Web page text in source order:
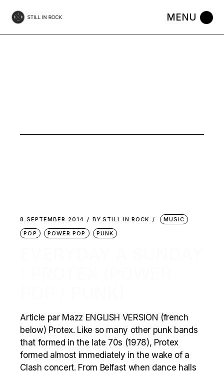
the
8 SEPTEMBER 2014 BY STILL IN ROCK
MUSIC
POP
POWER POP PUNK
Article par Mazz ENGLISH VERSION (french
below) Protex. Like so many other punk bands
that formed in the late 70s (1978), Protex
formed almost immediately in the wake of a
Clash concert. From Belfast when dance halls